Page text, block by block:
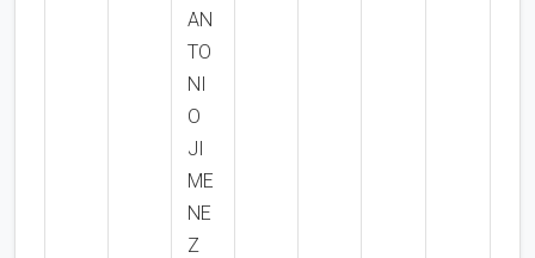
AN
TO
NI
O
JI
ME
NE
Z